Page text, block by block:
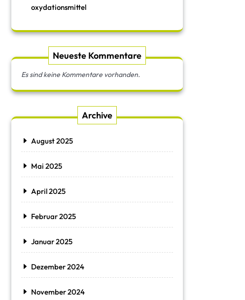
oxydationsmittel
Neueste Kommentare
Es sind keine Kommentare vorhanden.
Archive
August 2025
Mai 2025
April 2025
Februar 2025
Januar 2025
Dezember 2024
November 2024